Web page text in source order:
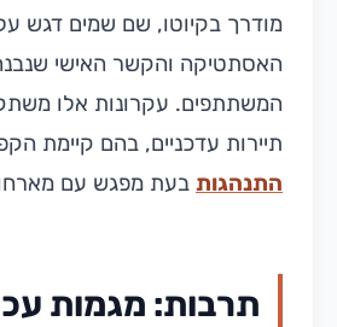
מודרך בקיוטו, שם שמים דגש
האסתטיקה והקשר האישי
המשתתפים. עקרונות אלו
תיירות עדכניים, בהם קיימת
התנהגות בעת מפגש עם
תרבות: מגמות